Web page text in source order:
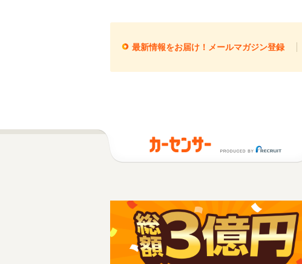
最新情報をお届け！メールマガジン登録